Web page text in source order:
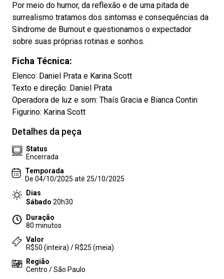
Por meio do humor, da reflexão e de uma pitada de
surrealismo tratamos dos sintomas e consequências da
Síndrome de Burnout e questionamos o expectador
sobre suas próprias rotinas e sonhos.
Ficha Técnica:
Elenco: Daniel Prata e Karina Scott
Texto e direção: Daniel Prata
Operadora de luz e som: Thaís Gracia e Bianca Contin
Figurino: Karina Scott
Detalhes da peça
Status
Encerrada
Temporada
De 04/10/2025 até 25/10/2025
Dias
Sábado 20h30
Duração
80 minutos
Valor
R$50 (inteira) / R$25 (meia)
Região
Centro / São Paulo